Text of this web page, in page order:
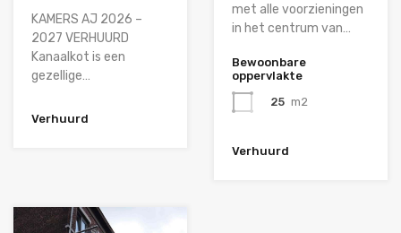
KAMERS AJ 2026 –
2027 VERHUURD
Kanaalkot is een
gezellige…
Verhuurd
met alle voorzieningen
in het centrum van…
Bewoonbare
oppervlakte
25 m2
Verhuurd